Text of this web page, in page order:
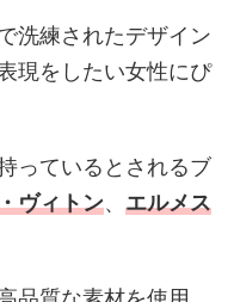
洗練されたデザイン
現をしたい女性にぴ
っているとされるブ
ヴィトン、 エルメス